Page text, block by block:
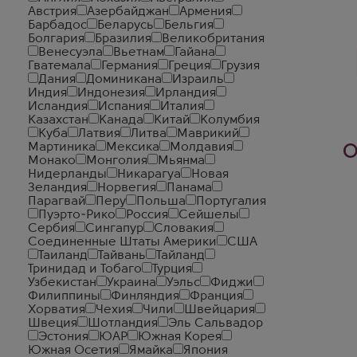
Австрия
Азербайджан
Армения
Барбадос
Беларусь
Бельгия
Болгария
Бразилия
Великобритания
Венесуэла
Вьетнам
Гайана
Гватемала
Германия Греция
Грузия
Дания
Доминикана
Израиль
Индия
Индонезия
Ирландия
Исландия
Испания
Италия
Казахстан
Канада Китай
Колумбия
Куба
Латвия Литва
Маврикий
Мартиника
Мексика
Молдавия
Монако
Монголия
Мьянма
Нидерланды
Никарагуа
Новая
Зеландия
Норвегия
Панама
Парагвай
Перу Польша
Португалия
Пуэрто-Рико
Россия
Сейшелы
Сербия
Сингапур
Словакия
Соединенные Штаты Америки
США
Таиланд
Тайвань
Тайланд
Тринидад и Тобаго
Турция
Узбекистан
Украина Уэльс
Фиджи
Филиппины
Финляндия
Франция
Хорватия
Чехия Чили
Швейцария
Швеция
Шотландия
Эль Сальвадор
Эстония
ЮАР
Южная Корея
Южная Осетия
Ямайка
Япония